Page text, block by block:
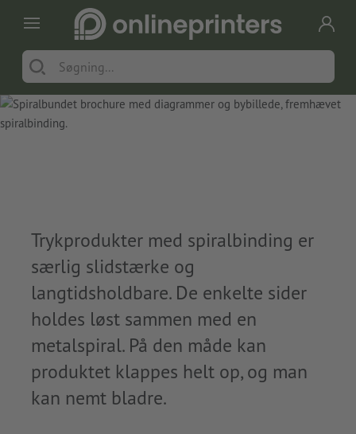
Trykprodukter med spiralbinding er
særlig slidstærke og
langtidsholdbare. De enkelte sider
holdes løst sammen med en
metalspiral. På den måde kan
produktet klappes helt op, og man
kan nemt bladre.